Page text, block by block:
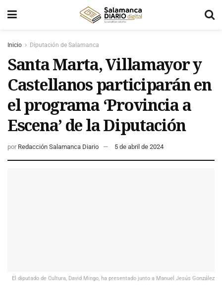
Inicio Diputación de Salamanca
Santa Marta, Villamayor y
Castellanos participarán en
el programa ‘Provincia a
Escena’ de la Diputación
por Redacción Salamanca Diario 5 de abril de 2024
El diputado de Cultura, David Mingo, ha presentado junto a Manuel Jesús González